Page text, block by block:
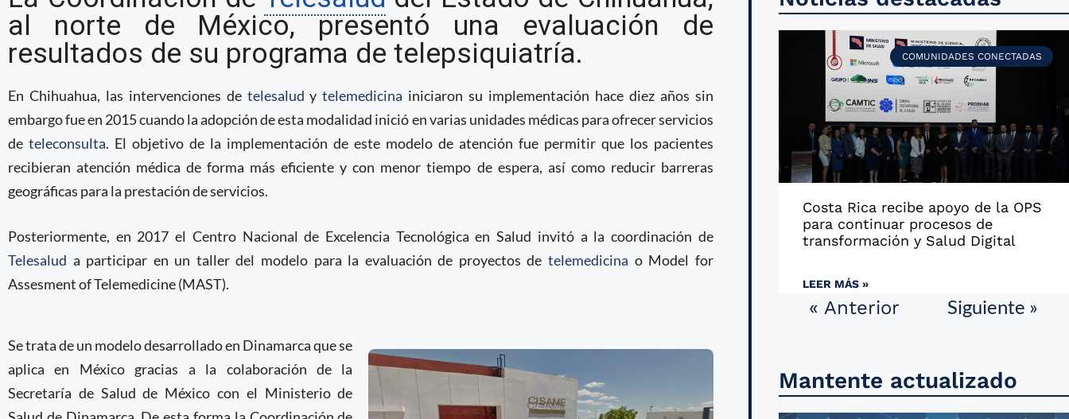
presenta resultados del servicio de
telepsiquiatría
al norte de México, presentó una evaluación de
resultados de su programa de telepsiquiatría.
En Chihuahua, las intervenciones de telesalud ytelemedicina iniciaron su implementación hace diez años sin
embargo fue en 2015 cuando la adopción de esta modalidad inició en varias unidades médicas para ofrecer servicios
de teleconsulta. El objetivo de la implementación de este modelo de atención fue permitir que los pacientes
recibieran atención médica de forma más eficiente y con menor tiempo de espera, así como reducir barreras
geográficas para la prestación de servicios.
Posteriormente, en 2017 el Centro Nacional de Excelencia Tecnológica en Salud invitó a la coordinación de
Telesalud a participar en un taller del modelo para la evaluación de proyectos detelemedicina o Model for
Assesment of Telemedicine (MAST).
Se trata de un modelo desarrollado en Dinamarca que se
aplica en México gracias a la colaboración de la
Secretaría de Salud de México con el Ministerio de
COMUNIDADES CONECTADAS
Costa Rica recibe apoyo de la OPS
para continuar procesos de
transformación y Salud Digital
LEER MÁS »
« Anterior Siguiente »
Mantente actualizado